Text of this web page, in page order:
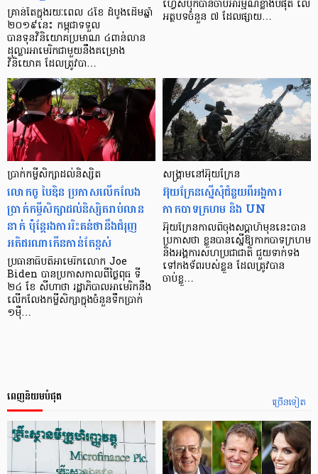
គ្រាន់តែក្នុងរយៈពេល ៤ខែ ដំបូងដើមឆ្នាំ
២០១៩នេះ កម្ពុជាទទួល
បានទុនវិនិយោគប្រមាណ ៤ពាន់លាន
ដុល្លារអាមេរិកជាមួយនឹងគម្រោង​
វិនិយោគ ដែលត្រូវបា…
ហ្វេសប៊ុក​បាន​ចាប់​អារម្មណ៍​ខ្លាំង​បំផុត លើ​
អត្ថបទ​ចំនួន ៧ ដែល​ផ្សាយ…
ប្រាក់កម្ចីសិក្សាដល់និស្សិត
លោកចូ បៃឌិន ប្រកាសលើកលែង
ប្រាក់កម្ចីសិក្សាដល់និស្សិតរាប់លាន
នាក់ ប៉ុន្ដែរងការរិះគន់ថានឹងជំរុញ
អតិផរណាកើនកាន់តែខ្ពស់
ប្រធានាធិបតីអាមេរិកលោក Joe
Biden បានប្រកាសកាលពីថ្ងៃពុធ ទី
២៤ ខែ សីហាថា រដ្ឋាភិបាលអាមេរិកនឹង
លើកលែងកម្ចីសិក្សាក្នុងចំនួនទឹកប្រាក់
១ម៉ឺ…
សង្គ្រាមនៅអ៊ុយក្រែន
អ៊ុយក្រែនស្នើសុំជំនួយពីអង្គការ
កាកបាទក្រហម និង UN
អ៊ុយក្រែនកាលពីចុងសប្តាហ៍មុននេះបាន
ប្រកាសថា ខ្លួនបានស្នើឱ្យកាកបាទក្រហម
និងអង្គការសហប្រជាជាតិ ជួយទាក់ទង
ទៅកងទ័ពរបស់ខ្លួន ដែលត្រូវបាន
ចាប់ខ្លួ…
ច្រើនទៀត
ពេញនិយមបំផុត